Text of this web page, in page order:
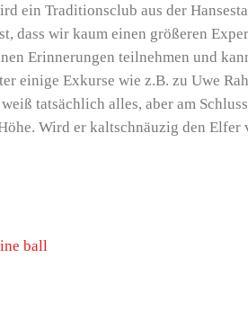
ein Traditionsclub aus der
dass wir kaum einen größeren
Erinnerungen teilnehmen und
einige Exkurse wie z.B. zu Uwe
tatsächlich alles, aber am
Wird er kaltschnäuzig den